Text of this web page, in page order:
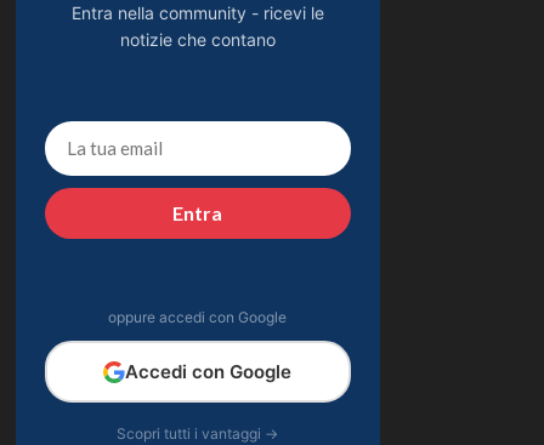
Entra nella community - ricevi le
notizie che contano
Entra
oppure accedi con Google
Accedi con Google
Scopri tutti i vantaggi →